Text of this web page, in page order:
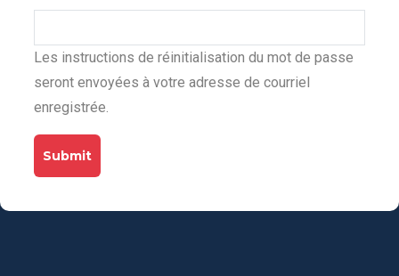
Primary
tabs
Les instructions de réinitialisation du mot de passe
seront envoyées à votre adresse de courriel
enregistrée.